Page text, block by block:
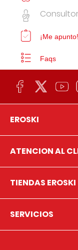
¡Me apunto!
Faqs
EROSKI
ATENCION AL
TIENDAS EROSKI
SERVICIOS